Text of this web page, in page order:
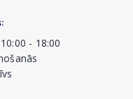
- 18:00